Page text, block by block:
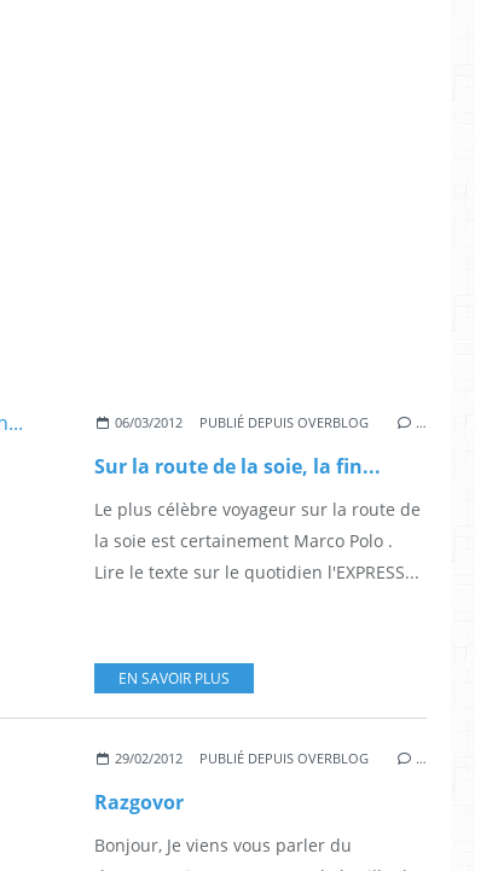
06/03/2012 PUBLIÉ DEPUIS OVERBLOG …
Sur la route de la soie, la fin...
Le plus célèbre voyageur sur la route de
la soie est certainement Marco Polo .
Lire le texte sur le quotidien l'EXPRESS...
EN SAVOIR PLUS
29/02/2012 PUBLIÉ DEPUIS OVERBLOG …
Razgovor
Bonjour, Je viens vous parler du